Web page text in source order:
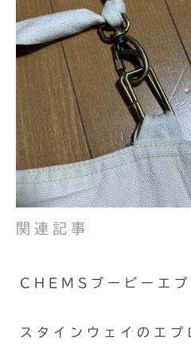
関連記事
CHEMSブービーエプ
スタインウェイのエプ